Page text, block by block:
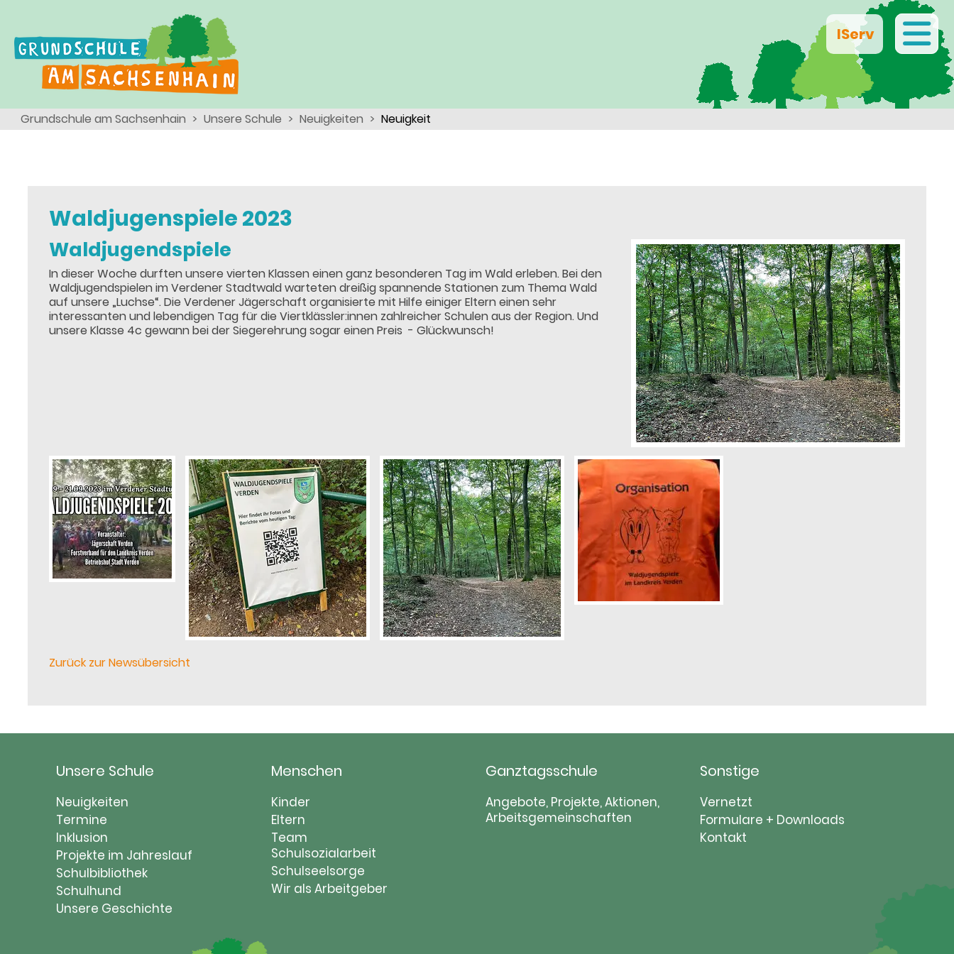
IServ
Grundschule am Sachsenhain Unsere Schule Neuigkeiten Neuigkeit
Waldjugenspiele 2023
Waldjugendspiele
In dieser Woche durften unsere vierten Klassen einen ganz besonderen Tag im Wald erleben. Bei den
Waldjugendspielen im Verdener Stadtwald warteten dreißig spannende Stationen zum Thema Wald
auf unsere „Luchse“. Die Verdener Jägerschaft organisierte mit Hilfe einiger Eltern einen sehr
interessanten und lebendigen Tag für die Viertklässler:innen zahlreicher Schulen aus der Region. Und
unsere Klasse 4c gewann bei der Siegerehrung sogar einen Preis - Glückwunsch!
Zurück zur Newsübersicht
Unsere Schule
Navigation
überspringen
Neuigkeiten
Termine
Inklusion
Projekte im Jahreslauf
Schulbibliothek
Schulhund
Unsere Geschichte
Menschen
Navigation
überspringen
Kinder
Eltern
Team
Schulsozialarbeit
Schulseelsorge
Wir als Arbeitgeber
Ganztagsschule
Navigation
überspringen
Angebote, Projekte, Aktionen,
Arbeitsgemeinschaften
Sonstige
Navigation
überspringen
Vernetzt
Formulare + Downloads
Kontakt
Menschen
Kinder
Eltern
Team
Schulsozialarbeit
Schulseelsorge
Wir als Arbeitgeber
Ganztagsschule